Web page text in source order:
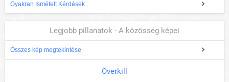
Gyakran Ismételt Kérdések
Legjobb pillanatok - A közösség képei
Összes kép megtekintése
Overkill